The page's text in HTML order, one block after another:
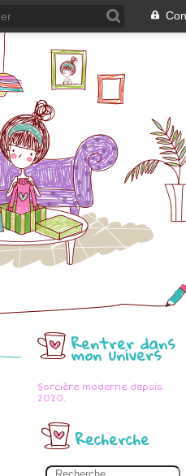
Rentrer dans
mon univers
Sorcière moderne depuis
2020.
Recherche